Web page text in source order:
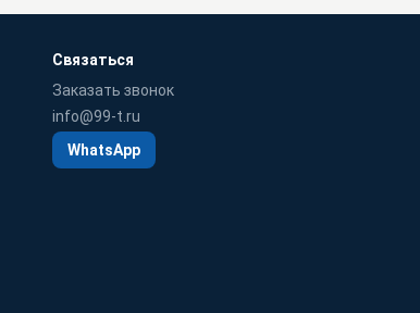
Связаться
Заказать звонок
info@99-t.ru
WhatsApp